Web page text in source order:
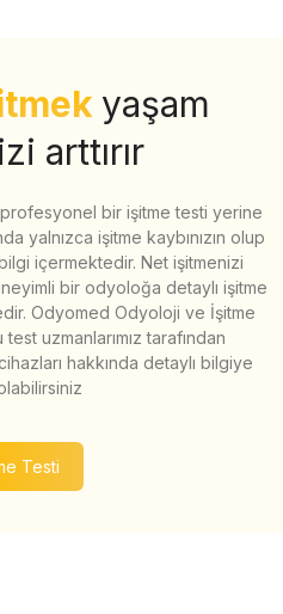
yaşam
arttırır
bir işitme testi yerine
yalnızca işitme kaybınızın olup
içermektedir. Net işitmenizi
bir odyoloğa detaylı işitme
Odyomed Odyoloji ve İşitme
uzmanlarımız tarafından
hakkında detaylı bilgiye
Testi